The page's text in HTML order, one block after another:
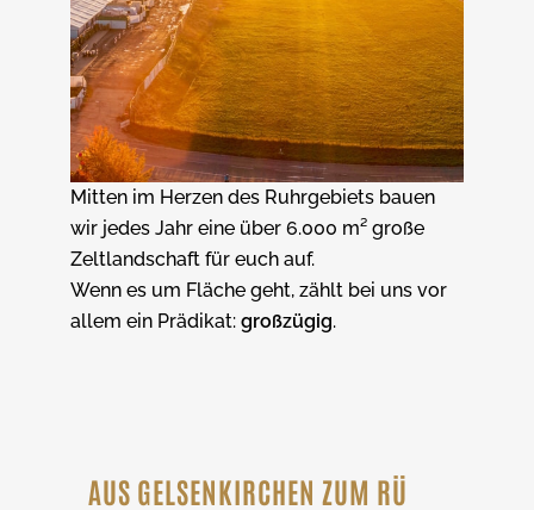
Mitten im Herzen des Ruhrgebiets bauen
wir jedes Jahr eine über 6.000 m² große
Zeltlandschaft für euch auf.
Wenn es um Fläche geht, zählt bei uns vor
allem ein Prädikat: großzügig.
AUS GELSENKIRCHEN ZUM RÜ